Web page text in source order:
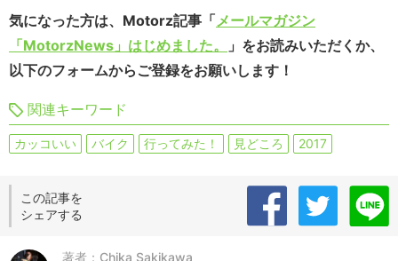
気になった方は、Motorz記事「メールマガジン
「MotorzNews」はじめました。
」をお読みいただくか、
以下のフォームからご登録をお願いします！
関連キーワード
カッコいい バイク 行ってみた！ 見どころ 2017
この記事を
シェアする
著者：Chika Sakikawa